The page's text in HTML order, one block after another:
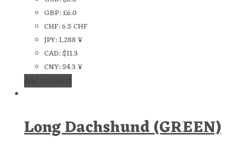
GBP:£6.0
CHF:6.5 CHF
JPY:1,288 ¥
CAD:$11.3
CNY:54.3 ¥
Long Dachshund (GREEN)